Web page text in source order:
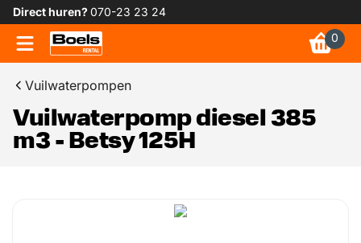
Direct huren?070-23 23 24
0
Vuilwaterpompen
Vuilwaterpomp diesel 385
m3 - Betsy 125H